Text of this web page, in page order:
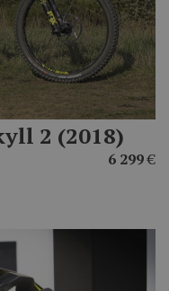
2 (2018)
6 299€